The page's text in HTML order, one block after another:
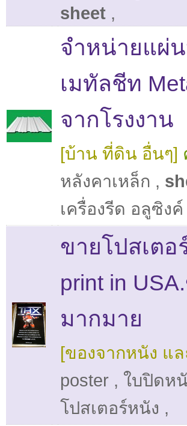
sheet ,
จำหน่ายแผ่
เมทัลชีท
จากโรงงาน
[บ้าน ที่ดิน อื่นๆ]
หลังคาเหล็ก ,
เครื่องรีด อลูซิงค์
ขายโปสเตอ
print in
มากมาย
[ของจากหนัง แ
poster , ใบปิดห
โปสเตอร์หนัง ,